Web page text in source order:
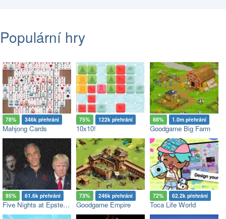
Populární hry
78% 346k přehrání
Mahjong Cards
75% 122k přehrání
10x10!
88% 1.0m přehrání
Goodgame Big Farm
95% 61.6k přehrání
Five Nights at Epstein’s
73% 246k přehrání
Goodgame Empire
72% 62.2k přehrání
Toca Life World